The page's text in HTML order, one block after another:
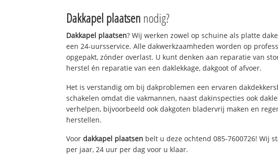
Dakkapel plaatsen nodig?
Dakkapel plaatsen? Wij werken zowel op schuine als platte
een 24-uursservice. Alle dakwerkzaamheden worden op
opgepakt, zónder overlast. U kunt denken aan reparatie van
herstel én reparatie van een daklekkage, dakgoot of afvoer.
Het is verstandig om bij dakproblemen een ervaren
schakelen omdat die vakmannen, naast dakinspecties ook
verhelpen, bijvoorbeeld ook dakgoten bladervrij maken en
herstellen.
Voordakkapel plaatsen belt u deze ochtend 085-7600726! Wij
per jaar, 24 uur per dag voor u klaar.